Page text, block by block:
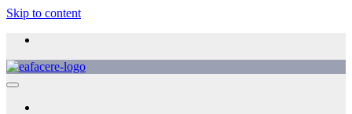
Skip to content